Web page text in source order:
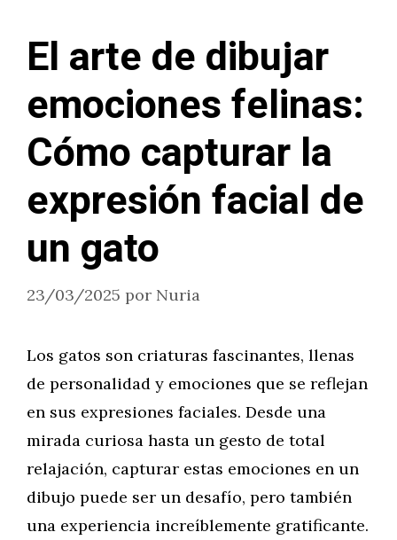
El arte de dibujar
emociones felinas:
Cómo capturar la
expresión facial de
un gato
23/03/2025 por Nuria
Los gatos son criaturas fascinantes, llenas
de personalidad y emociones que se reflejan
en sus expresiones faciales. Desde una
mirada curiosa hasta un gesto de total
relajación, capturar estas emociones en un
dibujo puede ser un desafío, pero también
una experiencia increíblemente gratificante.